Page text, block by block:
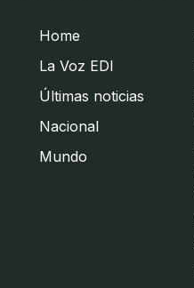
Home
La Voz EDI
Últimas noticias
Nacional
Mundo